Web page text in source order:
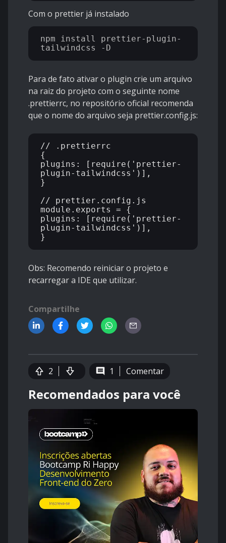
Com o prettier já instalado
npm install prettier-plugin-
Para de fato ativar o plugin crie um arquivo
na raiz do projeto com o seguinte nome
.prettierrc, no repositório oficial recomenda
que o nome do arquivo seja prettier.config.js:
// .prettierrc
{
plugins: [require('prettier-
plugin-tailwindcss')],
}
// prettier.config.js
module.exports = {
plugins: [require('prettier-
plugin-tailwindcss')],
Obs: Recomendo reiniciar o projeto e
recarregar a IDE que utilizar.
Compartilhe
2 1 Comentar
Recomendados para você